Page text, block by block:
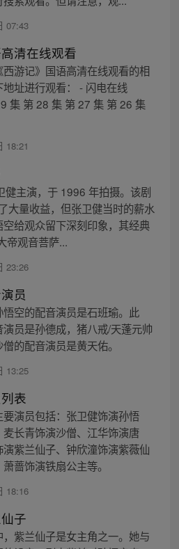
07:43
清在线观看
游记》国语高清在线观看的相
址进行观看： - 闪电在线
集 第 28 集 第 27 集 第 26 集
18:21
健主演，于 1996 年拍摄。该剧
大量收益，但张卫健当时的薪水
给观众留下深刻印象，其经典
帝观音菩萨...
23:26
员
空的配音演员是石班瑜。此
员是孙德成，猪八戒/天蓬元帅
的配音演员是黄天佑。
13:25
表
演员包括：张卫健饰演孙悟
长青饰演沙僧、江华饰演唐
紫兰仙子、钟欣潼饰演紫薇仙
蔷饰演铁扇公主等。
18:16
子
紫兰仙子是女主角之一。她与